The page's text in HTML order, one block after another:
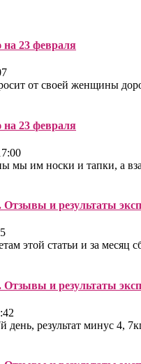
23 февраля
от своей женщины
23 февраля
мы им носки и тапки, а
Отзывы и результаты
этой статьи и за
Отзывы и результаты
день, результат минус 4,